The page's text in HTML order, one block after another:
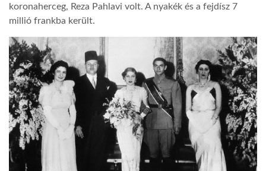
koronaherceg, Reza Pahlavi volt. A nyakék és a fejdísz 7
millió frankba került.